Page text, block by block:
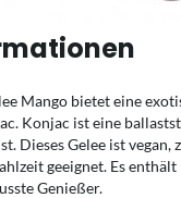
Mango bietet eine
Konjac ist eine
Dieses Gelee ist
geeignet. Es
Genießer.